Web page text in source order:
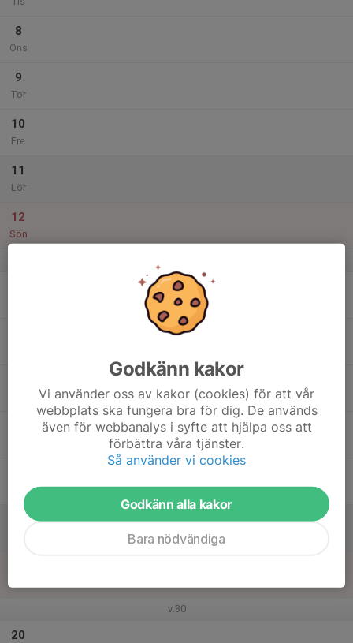
8
Ons
9
Tor
10
Fre
11
Lör
12
Sön
v.30
20
Godkänn kakor
Vi använder oss av kakor (cookies) för att vår
webbplats ska fungera bra för dig. De används
även för webbanalys i syfte att hjälpa oss att
förbättra våra tjänster.
Så använder vi cookies
Godkänn alla kakor
Bara nödvändiga